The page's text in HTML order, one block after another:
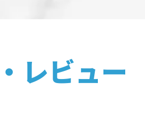
レビュー